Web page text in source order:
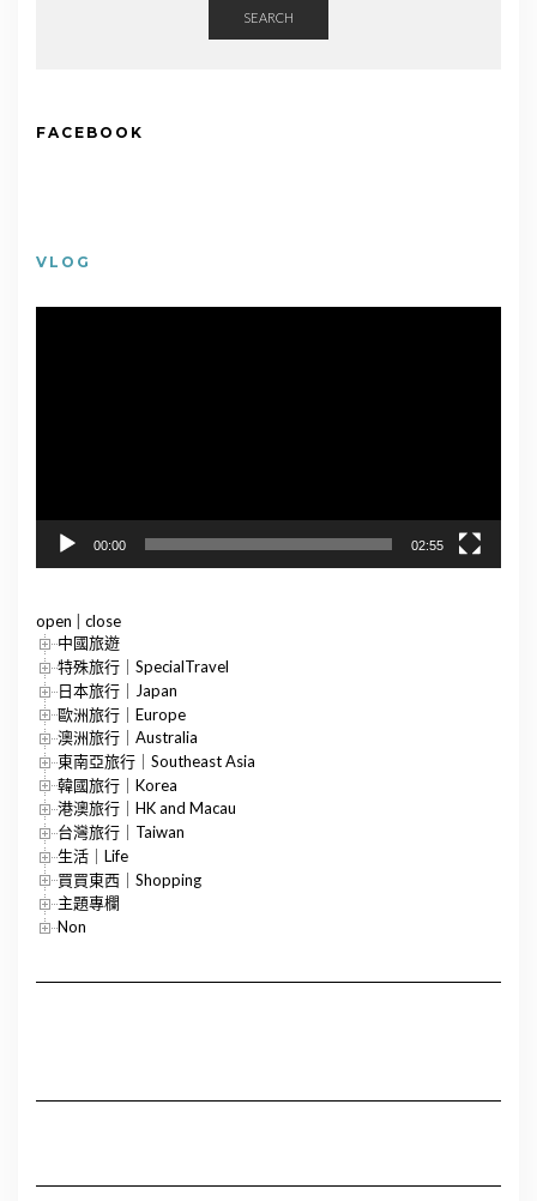
SEARCH
FACEBOOK
VLOG
00:00 02:55
open
close
中國旅遊
特殊旅行｜SpecialTravel
日本旅行｜Japan
歐洲旅行｜Europe
澳洲旅行｜Australia
東南亞旅行｜Southeast Asia
韓國旅行｜Korea
港澳旅行｜HK and Macau
台灣旅行｜Taiwan
生活｜Life
買買東西｜Shopping
主題專欄
Non